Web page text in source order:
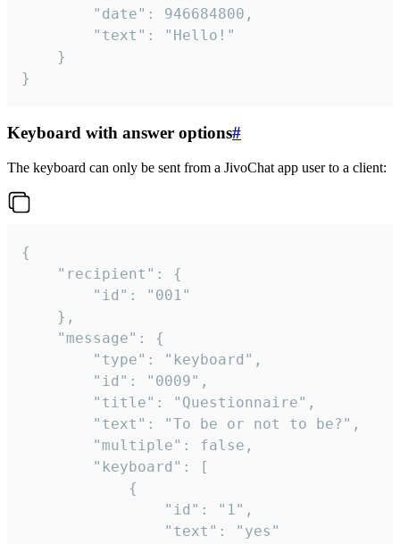
}
Keyboard with answer options#
The keyboard can only be sent from a JivoChat app user to a client:
{